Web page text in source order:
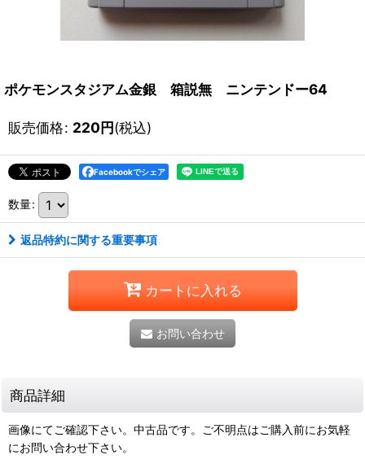
ポケモンスタジアム金銀 箱説無 ニンテンドー64
販売価格: 220円(税込)
Facebookでシェア
数量:
返品特約に関する重要事項
カートに入れる
お問い合わせ
商品詳細
画像にてご確認下さい。中古品です。ご不明点はご購入前にお気軽
にお問い合わせ下さい。